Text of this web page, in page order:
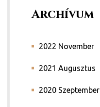
Archívum
2022 November
2021 Augusztus
2020 Szeptember